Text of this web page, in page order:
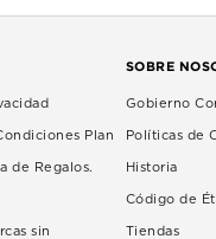
Plan
de Regalos.
sin
SOBRE
Gobierno
Políticas de
Historia
Código de
Tiendas